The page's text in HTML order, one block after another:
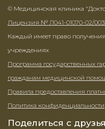
© Медицинская клиника
Лицензия № Л041-01070-02/
Каждый имеет право
учреждениях
Программа государственных
гражданам медицинской
Правила предоставления
Политика конфиденциальности
Поделиться с